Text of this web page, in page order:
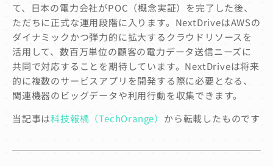
て、日本の電力会社がPOC（概念実証）を完了した後、
ただちに正式な運用段階に入ります。NextDriveはAWSの
ダイナミックかつ弾力的に拡大するクラウドリソースを
活用して、数百万単位の顧客の電力データ送信ニーズに
共同で対応することを期待しています。NextDriveは将来
的に複数のサービスアプリを開発する際に必要となる、
関連機器のビッグデータや利用行動を収集できます。
当記事は科技報橘（TechOrange） から転載したものです